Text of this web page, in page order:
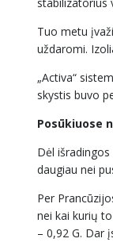
Tuo metu
uždaromi.
„Activa“
skystis buvo
Posūkiuose
Dėl
daugiau nei
Per
nei kai kurių
– 0,92 G. Dar